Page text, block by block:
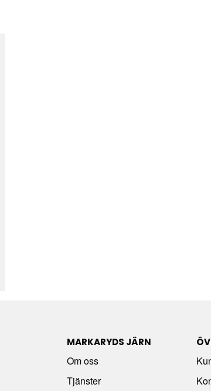
MARKARYDS JÄRN
Om oss
Tjänster